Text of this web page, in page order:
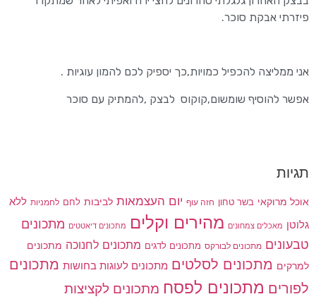
פיזרתי אבקת סוכר.
אני ממליצה להכפיל כמויות,כך יספיק לכם להמון עוגיות .
אפשר להוסיף שומשום,קוקוס לבצק ,להמתיק עם סוכר
תגיות
אוכל מרוקאי בשר טחון חזה עוף יום העצמאות לביבות לחם לחמניות ללא
גלוטן מאכלים צמחונים מהירים וקלים מתכונים דיאטטים מתכונים
טבעונים מתכונים לבורקס מתכונים לדגים מתכונים לחנוכה מתכונים
למרקים מתכונים לסלטים מתכונים לעוגות בחושות מתכונים
לפורים מתכונים לפסח מתכונים לקציצות